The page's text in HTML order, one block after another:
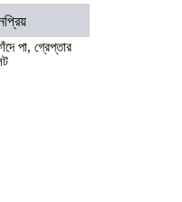
পা, গ্রেপ্তার